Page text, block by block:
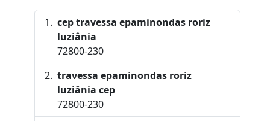
cep travessa epaminondas roriz
luziânia
72800-230
travessa epaminondas roriz
luziânia cep
72800-230